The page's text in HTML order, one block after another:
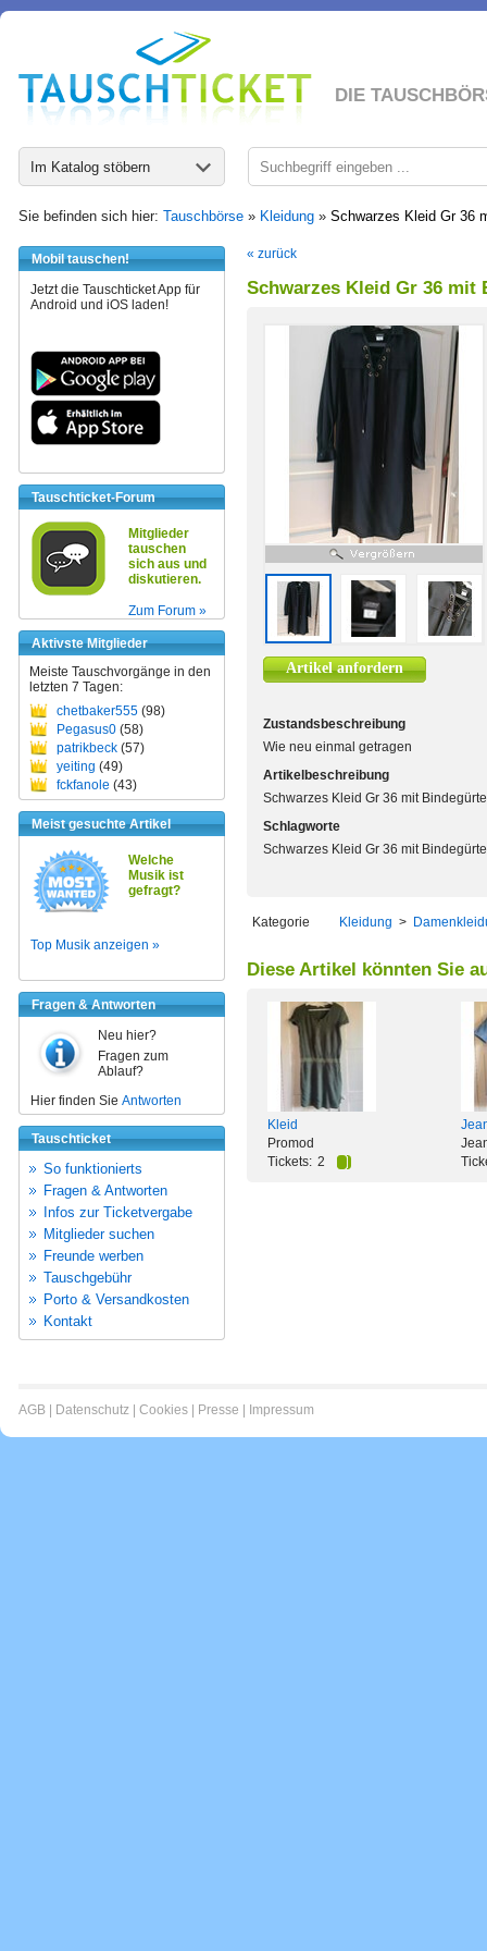
DIE
Im Katalog stöbern
Sie befinden sich hier: Tauschbörse » Kleidung » Schwarzes Kleid Gr 36
Mobil tauschen!
Jetzt die Tauschticket App für
Android und iOS laden!
Tauschticket-Forum
Mitglieder
tauschen
sich aus und
diskutieren.
Zum Forum »
Aktivste Mitglieder
Meiste Tauschvorgänge in den
letzten 7 Tagen:
chetbaker555 (98)
Pegasus0 (58)
patrikbeck (57)
yeiting (49)
fckfanole (43)
Meist gesuchte Artikel
Welche
Musik ist
gefragt?
Top Musik anzeigen »
Fragen & Antworten
Neu hier?
Fragen zum
Ablauf?
Hier finden Sie Antworten
Tauschticket
So funktionierts
Fragen & Antworten
Infos zur Ticketvergabe
Mitglieder suchen
Freunde werben
Tauschgebühr
Porto & Versandkosten
Kontakt
« zurück
Schwarzes Kleid Gr 36 mit
Artikel anfordern
Zustandsbeschreibung
Wie neu einmal getragen
Artikelbeschreibung
Schwarzes Kleid Gr 36 mit
Schlagworte
Schwarzes Kleid Gr 36 mit
Kategorie Kleidung >
Diese Artikel könnten Sie
Kleid
Promod
Tickets: 2
AGB Datenschutz Cookies Presse Impressum